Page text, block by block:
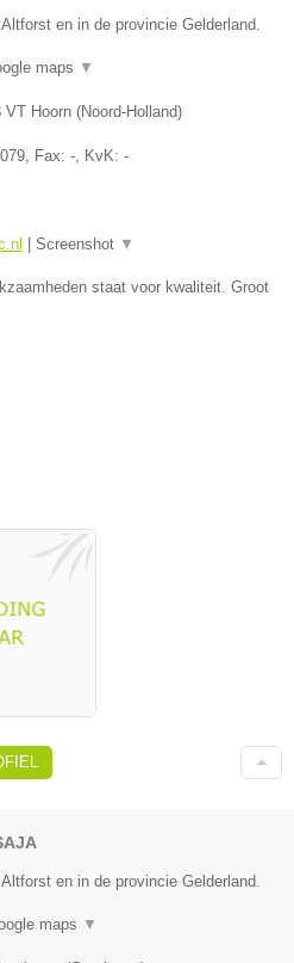
en in de provincie Gelderland.
maps ▼
VT Hoorn (Noord-Holland)
, Fax: - , KvK: -
| Screenshot ▼
staat voor kwaliteit. Groot
en in de provincie Gelderland.
maps ▼